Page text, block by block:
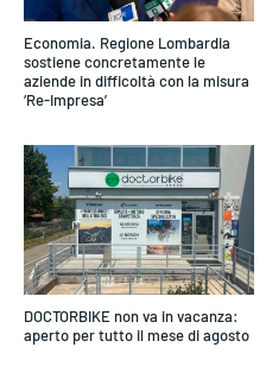
Economia. Regione Lombardia
sostiene concretamente le
aziende in difficoltà con la misura
‘Re-Impresa’
DOCTORBIKE non va in vacanza:
aperto per tutto il mese di agosto